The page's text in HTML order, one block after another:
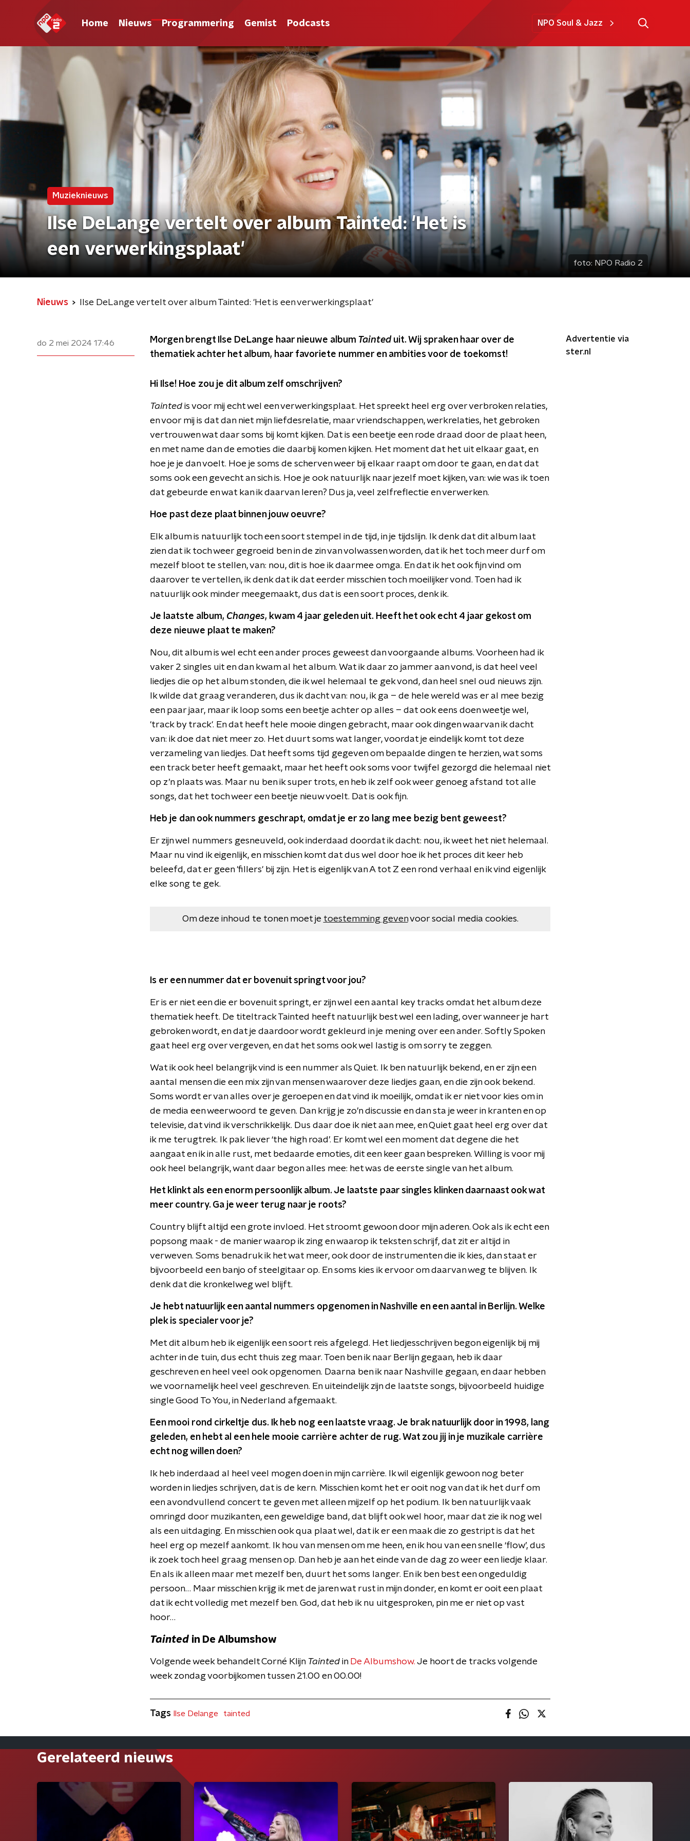
Home Nieuws Programmering Gemist Podcasts NPO Soul & Jazz
Muzieknieuws
Ilse DeLange vertelt over album Tainted: 'Het is
een verwerkingsplaat'
foto: NPO Radio 2
Nieuws Ilse DeLange vertelt over album Tainted: 'Het is een verwerkingsplaat'
do 2 mei 2024 17:46 Morgen brengt Ilse DeLange haar nieuwe album Tainted uit. Wij spraken haar over de
thematiek achter het album, haar favoriete nummer en ambities voor de toekomst!
Hi Ilse! Hoe zou je dit album zelf omschrijven?
Tainted is voor mij echt wel een verwerkingsplaat. Het spreekt heel erg over verbroken relaties,
en voor mij is dat dan niet mijn liefdesrelatie, maar vriendschappen, werkrelaties, het gebroken
vertrouwen wat daar soms bij komt kijken. Dat is een beetje een rode draad door de plaat heen,
en met name dan de emoties die daarbij komen kijken. Het moment dat het uit elkaar gaat, en
hoe je je dan voelt. Hoe je soms de scherven weer bij elkaar raapt om door te gaan, en dat dat
soms ook een gevecht an sich is. Hoe je ook natuurlijk naar jezelf moet kijken, van: wie was ik toen
dat gebeurde en wat kan ik daarvan leren? Dus ja, veel zelfreflectie en verwerken.
Hoe past deze plaat binnen jouw oeuvre?
Elk album is natuurlijk toch een soort stempel in de tijd, in je tijdslijn. Ik denk dat dit album laat
zien dat ik toch weer gegroeid ben in de zin van volwassen worden, dat ik het toch meer durf om
mezelf bloot te stellen, van: nou, dit is hoe ik daarmee omga. En dat ik het ook fijn vind om
daarover te vertellen, ik denk dat ik dat eerder misschien toch moeilijker vond. Toen had ik
natuurlijk ook minder meegemaakt, dus dat is een soort proces, denk ik.
Je laatste album, Changes, kwam 4 jaar geleden uit. Heeft het ook echt 4 jaar gekost om
deze nieuwe plaat te maken?
Nou, dit album is wel echt een ander proces geweest dan voorgaande albums. Voorheen had ik
vaker 2 singles uit en dan kwam al het album. Wat ik daar zo jammer aan vond, is dat heel veel
liedjes die op het album stonden, die ik wel helemaal te gek vond, dan heel snel oud nieuws zijn.
Ik wilde dat graag veranderen, dus ik dacht van: nou, ik ga – de hele wereld was er al mee bezig
een paar jaar, maar ik loop soms een beetje achter op alles – dat ook eens doen weetje wel,
'track by track'. En dat heeft hele mooie dingen gebracht, maar ook dingen waarvan ik dacht
van: ik doe dat niet meer zo. Het duurt soms wat langer, voordat je eindelijk komt tot deze
verzameling van liedjes. Dat heeft soms tijd gegeven om bepaalde dingen te herzien, wat soms
een track beter heeft gemaakt, maar het heeft ook soms voor twijfel gezorgd die helemaal niet
op z’n plaats was. Maar nu ben ik super trots, en heb ik zelf ook weer genoeg afstand tot alle
songs, dat het toch weer een beetje nieuw voelt. Dat is ook fijn.
Heb je dan ook nummers geschrapt, omdat je er zo lang mee bezig bent geweest?
Er zijn wel nummers gesneuveld, ook inderdaad doordat ik dacht: nou, ik weet het niet helemaal.
Maar nu vind ik eigenlijk, en misschien komt dat dus wel door hoe ik het proces dit keer heb
beleefd, dat er geen 'fillers' bij zijn. Het is eigenlijk van A tot Z een rond verhaal en ik vind eigenlijk
elke song te gek.
Om deze inhoud te tonen moet je toestemming gevenvoor social media cookies.
Is er een nummer dat er bovenuit springt voor jou?
Er is er niet een die er bovenuit springt, er zijn wel een aantal key tracks omdat het album deze
thematiek heeft. De titeltrack Tainted heeft natuurlijk best wel een lading, over wanneer je hart
gebroken wordt, en dat je daardoor wordt gekleurd in je mening over een ander. Softly Spoken
gaat heel erg over vergeven, en dat het soms ook wel lastig is om sorry te zeggen.
Wat ik ook heel belangrijk vind is een nummer als Quiet. Ik ben natuurlijk bekend, en er zijn een
aantal mensen die een mix zijn van mensen waarover deze liedjes gaan, en die zijn ook bekend.
Soms wordt er van alles over je geroepen en dat vind ik moeilijk, omdat ik er niet voor kies om in
de media een weerwoord te geven. Dan krijg je zo’n discussie en dan sta je weer in kranten en op
televisie, dat vind ik verschrikkelijk. Dus daar doe ik niet aan mee, en Quiet gaat heel erg over dat
ik me terugtrek. Ik pak liever ‘the high road’. Er komt wel een moment dat degene die het
aangaat en ik in alle rust, met bedaarde emoties, dit een keer gaan bespreken. Willing is voor mij
ook heel belangrijk, want daar begon alles mee: het was de eerste single van het album.
Het klinkt als een enorm persoonlijk album. Je laatste paar singles klinken daarnaast ook wat
meer country. Ga je weer terug naar je roots?
Country blijft altijd een grote invloed. Het stroomt gewoon door mijn aderen. Ook als ik echt een
popsong maak - de manier waarop ik zing en waarop ik teksten schrijf, dat zit er altijd in
verweven. Soms benadruk ik het wat meer, ook door de instrumenten die ik kies, dan staat er
bijvoorbeeld een banjo of steelgitaar op. En soms kies ik ervoor om daarvan weg te blijven. Ik
denk dat die kronkelweg wel blijft.
Je hebt natuurlijk een aantal nummers opgenomen in Nashville en een aantal in Berlijn. Welke
plek is specialer voor je?
Met dit album heb ik eigenlijk een soort reis afgelegd. Het liedjesschrijven begon eigenlijk bij mij
achter in de tuin, dus echt thuis zeg maar. Toen ben ik naar Berlijn gegaan, heb ik daar
geschreven en heel veel ook opgenomen. Daarna ben ik naar Nashville gegaan, en daar hebben
we voornamelijk heel veel geschreven. En uiteindelijk zijn de laatste songs, bijvoorbeeld huidige
single Good To You, in Nederland afgemaakt.
Een mooi rond cirkeltje dus. Ik heb nog een laatste vraag. Je brak natuurlijk door in 1998, lang
geleden, en hebt al een hele mooie carrière achter de rug. Wat zou jij in je muzikale carrière
echt nog willen doen?
Ik heb inderdaad al heel veel mogen doen in mijn carrière. Ik wil eigenlijk gewoon nog beter
worden in liedjes schrijven, dat is de kern. Misschien komt het er ooit nog van dat ik het durf om
een avondvullend concert te geven met alleen mijzelf op het podium. Ik ben natuurlijk vaak
omringd door muzikanten, een geweldige band, dat blijft ook wel hoor, maar dat zie ik nog wel
als een uitdaging. En misschien ook qua plaat wel, dat ik er een maak die zo gestript is dat het
heel erg op mezelf aankomt. Ik hou van mensen om me heen, en ik hou van een snelle ‘flow’, dus
ik zoek toch heel graag mensen op. Dan heb je aan het einde van de dag zo weer een liedje klaar.
En als ik alleen maar met mezelf ben, duurt het soms langer. En ik ben best een ongeduldig
persoon… Maar misschien krijg ik met de jaren wat rust in mijn donder, en komt er ooit een plaat
dat ik echt volledig met mezelf ben. God, dat heb ik nu uitgesproken, pin me er niet op vast
hoor…
Tainted in De Albumshow
Volgende week behandelt Corné Klijn Tainted in De Albumshow. Je hoort de tracks volgende
week zondag voorbijkomen tussen 21.00 en 00.00!
Advertentie via
ster.nl
Tags Ilse Delange tainted
Gerelateerd nieuws